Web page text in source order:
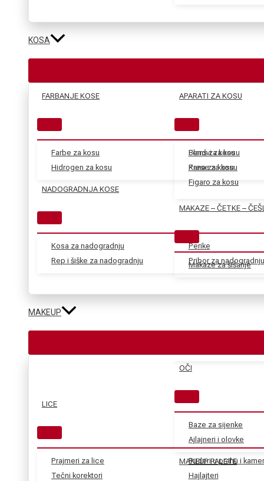
KOSA
FARBANJE KOSE
Farbe za kosu
Hidrogen za kosu
Blanš za kosu
Kana za kosu
NADOGRADNJA KOSE
Kosa za nadogradnju
Rep i šiške za nadogradnju
Perike
Pribor za
APARATI ZA KOSU
Fenovi za kosu
Prese za kosu
Figaro za kosu
MAKAZE – ČETKE –
Makaze za šišanje
MAKEUP
LICE
Prajmeri za lice
Tečni korektori
Puderi u prahu i
Hajlajteri
OČI
Baze za sijenke
Ajlajneri i olovke
MAKEUP PALETE